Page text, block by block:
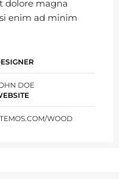
dolore magna
enim ad minim
DOE
WOOD